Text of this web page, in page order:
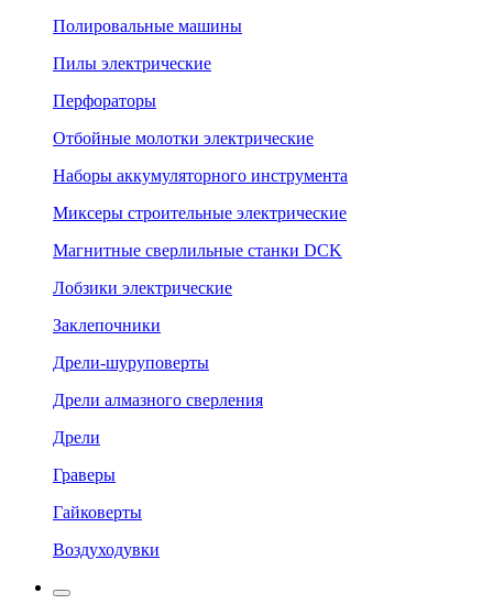
Полировальные машины
Пилы электрические
Перфораторы
Отбойные молотки электрические
Наборы аккумуляторного инструмента
Миксеры строительные электрические
Магнитные сверлильные станки DCK
Лобзики электрические
Заклепочники
Дрели-шуруповерты
Дрели алмазного сверления
Дрели
Граверы
Гайковерты
Воздуходувки